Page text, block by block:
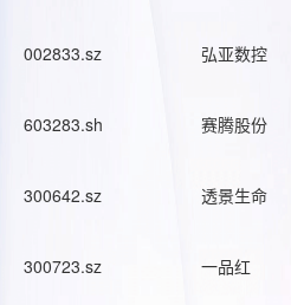
002833.sz 弘亚数控
603283.sh 赛腾股份
300642.sz 透景生命
300723.sz 一品红